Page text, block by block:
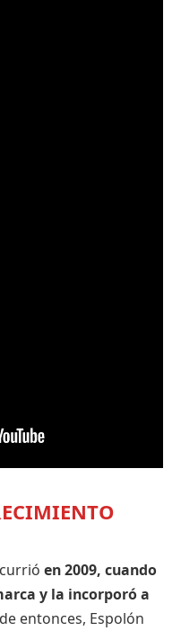
en 2009, cuando
y la incorporó a
entonces, Espolón